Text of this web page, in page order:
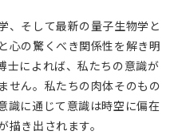
、そして最新の量子生物学と
心の驚くべき関係性を解き明
士によれば、私たちの意識が
せん。私たちの肉体そのもの
識に通じて意識は時空に偏在
描き出されます。